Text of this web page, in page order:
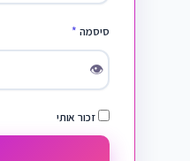
סיסמה *
👁
זכור אותי